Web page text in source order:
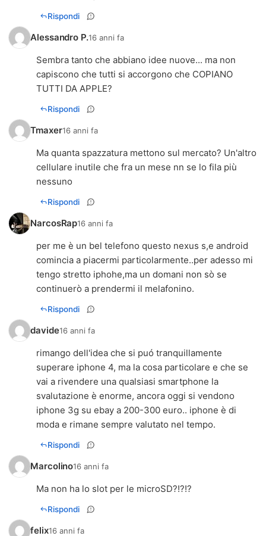
Rispondi
Alessandro P.16 anni fa
Sembra tanto che abbiano idee nuove... ma non
capiscono che tutti si accorgono che COPIANO
TUTTI DA APPLE?
Rispondi
Tmaxer16 anni fa
Ma quanta spazzatura mettono sul mercato? Un'altro
cellulare inutile che fra un mese nn se lo fila più
nessuno
Rispondi
NarcosRap16 anni fa
per me è un bel telefono questo nexus s,e android
comincia a piacermi particolarmente..per adesso mi
tengo stretto iphohe,ma un domani non sò se
continuerò a prendermi il melafonino.
Rispondi
davide16 anni fa
rimango dell'idea che si puó tranquillamente
superare iphone 4, ma la cosa particolare e che se
vai a rivendere una qualsiasi smartphone la
svalutazione è enorme, ancora oggi si vendono
iphone 3g su ebay a 200-300 euro.. iphone è di
moda e rimane sempre valutato nel tempo.
Rispondi
Marcolino16 anni fa
Ma non ha lo slot per le microSD?!?!?
Rispondi
felix16 anni fa